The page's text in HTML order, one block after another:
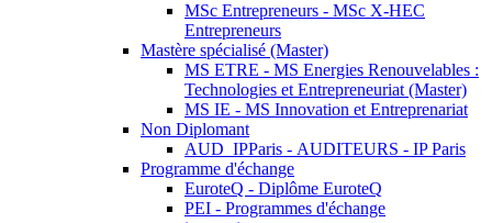
MSc Entrepreneurs - MSc X-HEC
Entrepreneurs
Mastère spécialisé (Master)
MS ETRE - MS Energies Renouvelables :
Technologies et Entrepreneuriat (Master)
MS IE - MS Innovation et Entreprenariat
Non Diplomant
AUD_IPParis - AUDITEURS - IP Paris
Programme d'échange
EuroteQ - Diplôme EuroteQ
PEI - Programmes d'échange